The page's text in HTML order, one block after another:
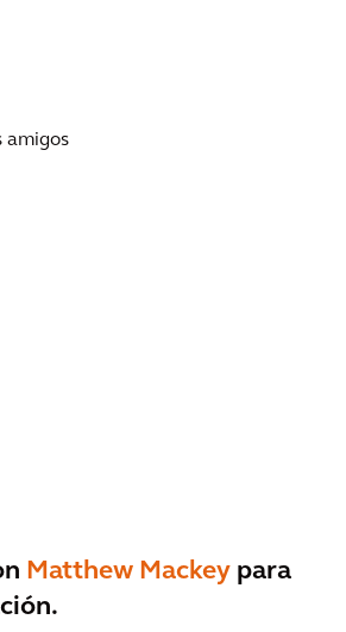
amigos
Matthew Mackey para